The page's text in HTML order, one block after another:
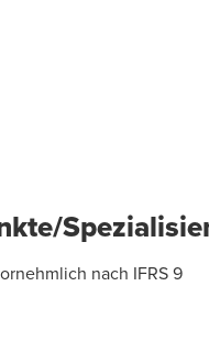
nach IFRS 9